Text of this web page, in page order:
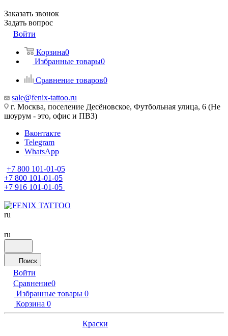
Заказать звонок
Задать вопрос
Войти
Корзина0
Избранные товары0
Сравнение товаров0
sale@fenix-tattoo.ru
г. Москва, поселение Десёновское, Футбольная улица, 6 (Не
шоурум - это, офис и ПВЗ)
Вконтакте
Telegram
WhatsApp
+7 800 101-01-05
+7 800 101-01-05
+7 916 101-01-05
ru
ru
Поиск
Войти
Сравнение0
Избранные товары 0
Корзина 0
Краски